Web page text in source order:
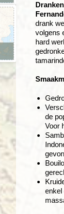
Dranken
drank
volgens
hard
de
Voor
enkel